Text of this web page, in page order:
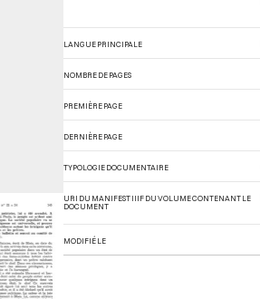
LANGUE PRINCIPALE
NOMBRE DE PAGES
PREMIÈRE PAGE
DERNIÈRE PAGE
TYPOLOGIE DOCUMENTAIRE
URI DU MANIFEST IIIF DU VOLUME CONTENANT LE
DOCUMENT
MODIFIÉ LE